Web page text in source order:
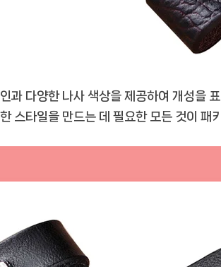
과 다양한 나사 색상을 제공하여 개성을
스타일을 만드는 데 필요한 모든 것이 패